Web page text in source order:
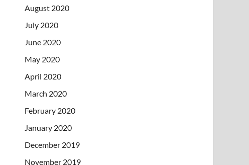
August 2020
July 2020
June 2020
May 2020
April 2020
March 2020
February 2020
January 2020
December 2019
November 2019